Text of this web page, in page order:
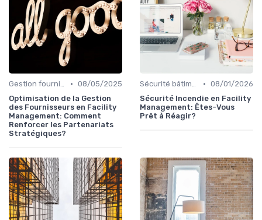
Gestion fournisseurs • 08/05/2025
Optimisation de la Gestion
des Fournisseurs en Facility
Management: Comment
Renforcer les Partenariats
Stratégiques?
Sécurité bâtiments • 08/01/2026
Sécurité Incendie en Facility
Management: Êtes-Vous
Prêt à Réagir?